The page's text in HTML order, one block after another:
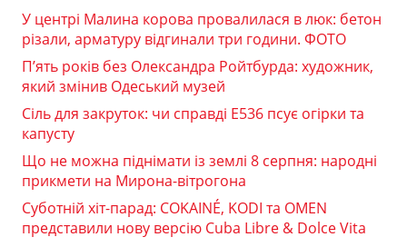
У центрі Малина корова провалилася в люк: бетон
різали, арматуру відгинали три години. ФОТО
П’ять років без Олександра Ройтбурда: художник,
який змінив Одеський музей
Сіль для закруток: чи справді Е536 псує огірки та
капусту
Що не можна піднімати із землі 8 серпня: народні
прикмети на Мирона-вітрогона
Суботній хіт-парад: COKAINÉ, KODI та OMEN
представили нову версію Cuba Libre & Dolce Vita